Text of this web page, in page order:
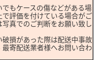
もケースの傷などがある場
評価を付けている場合がご
真でのご判断をお願い致し
損があった際は配送中事故
寄配送業者様へお問い合わ